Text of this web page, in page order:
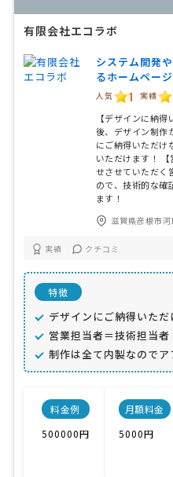
有限会社エコラボ
システム開発
るホームペー
人気 1 実績
【デザインに納
後、デザイン制作
にご納得いただけ
いただけます！
せさせていただく
ので、技術的な確
ます！
滋賀県彦根市
実績 クチコミ
特徴
デザインにご納得いた
営業担当者＝技術担当者
制作は全て内製なので
料金例
500000円
月額料金
5000円